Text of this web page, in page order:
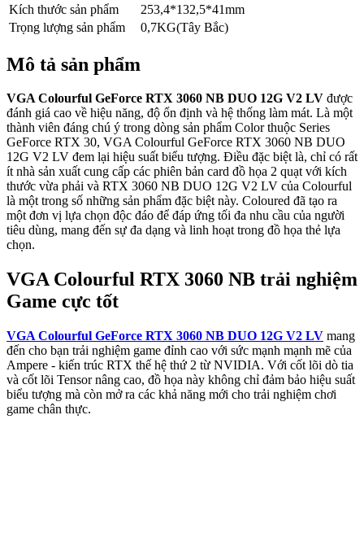
Kích thước sản phẩm
253,4*132,5*41mm
Trọng lượng sản phẩm
0,7KG(Tây Bắc)
Mô tả sản phẩm
VGA Colourful GeForce RTX 3060 NB DUO 12G V2 LV được
đánh giá cao về hiệu năng, độ ổn định và hệ thống làm mát. Là một
thành viên đáng chú ý trong dòng sản phẩm Color thuộc Series
GeForce RTX 30, VGA Colourful GeForce RTX 3060 NB DUO
12G V2 LV đem lại hiệu suất biểu tượng. Điều đặc biệt là, chỉ có rất
ít nhà sản xuất cung cấp các phiên bản card đồ họa 2 quạt với kích
thước vừa phải và RTX 3060 NB DUO 12G V2 LV của Colourful
là một trong số những sản phẩm đặc biệt này. Coloured đã tạo ra
một đơn vị lựa chọn độc đáo để đáp ứng tối đa nhu cầu của người
tiêu dùng, mang đến sự đa dạng và linh hoạt trong đồ họa thẻ lựa
chọn.
VGA Colourful RTX 3060 NB trải nghiệm
Game cực tốt
VGA Colourful GeForce RTX 3060 NB DUO 12G V2 LV mang
đến cho bạn trải nghiệm game đỉnh cao với sức mạnh mạnh mẽ của
Ampere - kiến ​​trúc RTX thế hệ thứ 2 từ NVIDIA. Với cốt lõi dò tia
và cốt lõi Tensor nâng cao, đồ họa này không chỉ đảm bảo hiệu suất
biểu tượng mà còn mở ra các khả năng mới cho trải nghiệm chơi
game chân thực.